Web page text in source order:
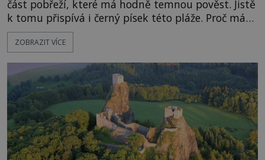
část pobřeží, které má hodně temnou pověst. Jistě
k tomu přispívá i černý písek této pláže. Proč má
pláž takové netypické zbarvení? Nakolik jsou
pravdivé historky, že zde došlo k nevysvětlitelným
následovat. Vstupujeme na pláž Dumas ve městě
Surat. Gu
ZOBRAZIT VÍCE